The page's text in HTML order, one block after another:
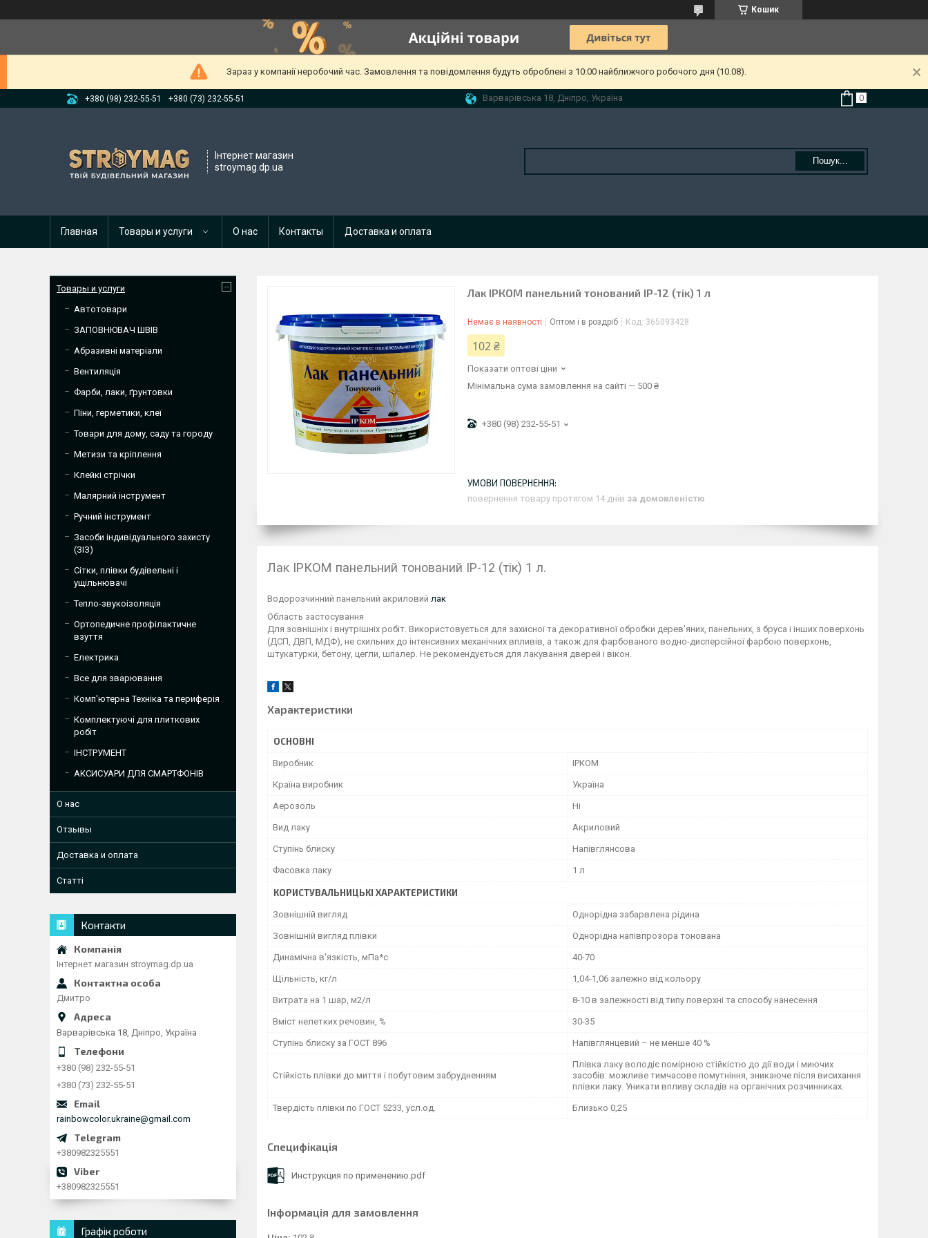
Кошик
Зараз у компанії неробочий час. Замовлення та повідомлення будуть оброблені з 10:00 найближчого робочого дня (10.08).
+380 (98) 232-55-51 +380 (73) 232-55-51 Варварівська 18, Дніпро, Україна
Інтернет магазин
stroymag.dp.ua
Пошук...
Главная Товары и услуги О нас Контакты Доставка и оплата
Лак ІРКОМ панельний тонований ІР-12 (тік) 1 л
Немає в наявності Оптом і в роздріб Код: 365093428
102 ₴
Показати оптові ціни
Мінімальна сума замовлення на сайті — 500 ₴
+380 (98) 232-55-51
повернення товару протягом 14 днів за домовленістю
Лак ІРКОМ панельний тонований ІР-12 (тік) 1 л.
Водорозчинний панельний акриловий лак
Область застосування
Для зовнішніх і внутрішніх робіт. Використовується для захисної та декоративної обробки дерев'яних, панельних, з бруса і інших поверхонь
(ДСП, ДВП, МДФ), не схильних до інтенсивних механічних впливів, а також для фарбованого водно-дисперсійної фарбою поверхонь,
штукатурки, бетону, цегли, шпалер. Не рекомендується для лакування дверей і вікон.
Характеристики
ОСНОВНІ
Виробник ІРКОМ
Країна виробник Україна
Аерозоль Ні
Вид лаку Акриловий
Ступінь блиску Напівглянсова
Фасовка лаку 1 л
КОРИСТУВАЛЬНИЦЬКІ ХАРАКТЕРИСТИКИ
Зовнішній вигляд Однорідна забарвлена рідина
Зовнішній вигляд плівки Однорідна напівпрозора тонована
Динамічна в'язкість, мПа*с 40-70
Щільність, кг/л 1,04-1,06 залежно від кольору
Витрата на 1 шар, м2/л 8-10 в залежності від типу поверхні та способу нанесення
Вміст нелетких речовин, % 30-35
Ступінь блиску за ГОСТ 896 Напівглянцевий – не менше 40 %
Стійкість плівки до миття і побутовим забрудненням
Плівка лаку володіє помірною стійкістю до дії води і миючих
засобів: можливе тимчасове помутніння, зникаюче після висихання
плівки лаку. Уникати впливу складів на органічних розчинниках.
Твердість плівки по ГОСТ 5233, усл.од. Близько 0,25
Специфікація
Инструкция по применению.pdf
Інформація для замовлення
Товары и услуги
Автотовари
ЗАПОВНЮВАЧ ШВІВ
Абразивні матеріали
Вентиляція
Фарби, лаки, ґрунтовки
Піни, герметики, клеї
Товари для дому, саду та городу
Метизи та кріплення
Клейкі стрічки
Малярний інструмент
Ручний інструмент
Засоби індивідуального захисту
(ЗІЗ)
Сітки, плівки будівельні і
ущільнювачі
Тепло-звукоізоляція
Ортопедичне профілактичне
взуття
Електрика
Все для зварювання
Комп'ютерна Техніка та периферія
Комплектуючі для плиткових
робіт
ІНСТРУМЕНТ
АКСИСУАРИ ДЛЯ СМАРТФОНІВ
О нас
Отзывы
Доставка и оплата
Статті
Контакти
Інтернет магазин stroymag.dp.ua
Дмитро
Варварівська 18, Дніпро, Україна
+380 (98) 232-55-51
+380 (73) 232-55-51
rainbowcolor.ukraine@gmail.com
+380982325551
+380982325551
Графік роботи